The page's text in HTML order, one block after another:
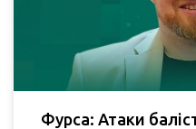
Фурса: Атаки